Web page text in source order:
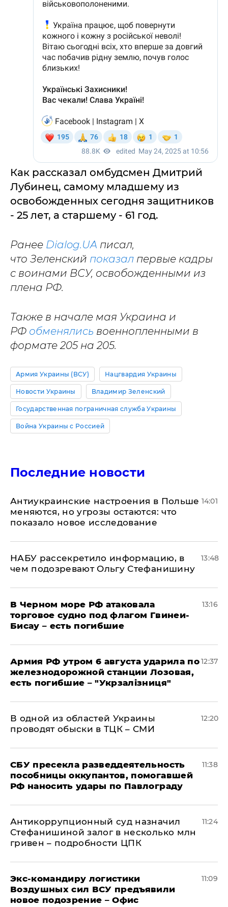
Как рассказал омбудсмен Дмитрий
Лубинец, самому младшему из
освобожденных сегодня защитников
- 25 лет, а старшему - 61 год.
Ранее Dialog.UA писал,
что Зеленский показал первые кадры
с воинами ВСУ, освобожденными из
плена РФ.
Также в начале мая Украина и
РФ обменялись военнопленными в
формате 205 на 205.
Армия Украины (ВСУ) Нацгвардия Украины
Новости Украины Владимир Зеленский
Государственная пограничная служба Украины
Война Украины с Россией
Последние новости
Антиукраинские настроения в Польше
меняются, но угрозы остаются: что
показало новое исследование
14:01
НАБУ рассекретило информацию, в
чем подозревают Ольгу Стефанишину
13:48
В Черном море РФ атаковала
торговое судно под флагом Гвинеи-
Бисау – есть погибшие
13:16
Армия РФ утром 6 августа ударила по
железнодорожной станции Лозовая,
есть погибшие – "Укрзалізниця"
12:37
В одной из областей Украины
проводят обыски в ТЦК – СМИ
12:20
СБУ пресекла разведдеятельность
пособницы оккупантов, помогавшей
РФ наносить удары по Павлограду
11:38
Антикоррупционный суд назначил
Стефанишиной залог в несколько млн
гривен – подробности ЦПК
11:24
Экс-командиру логистики
Воздушных сил ВСУ предъявили
новое подозрение – Офис
11:09